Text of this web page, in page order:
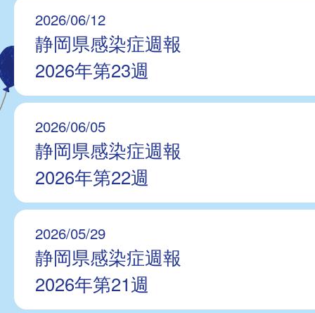
2026/06/12
静岡県感染症週報
2026年第23週
2026/06/05
静岡県感染症週報
2026年第22週
2026/05/29
静岡県感染症週報
2026年第21週